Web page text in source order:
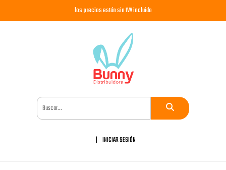
los precios están sin IVA incluido
INICIAR SESIÓN